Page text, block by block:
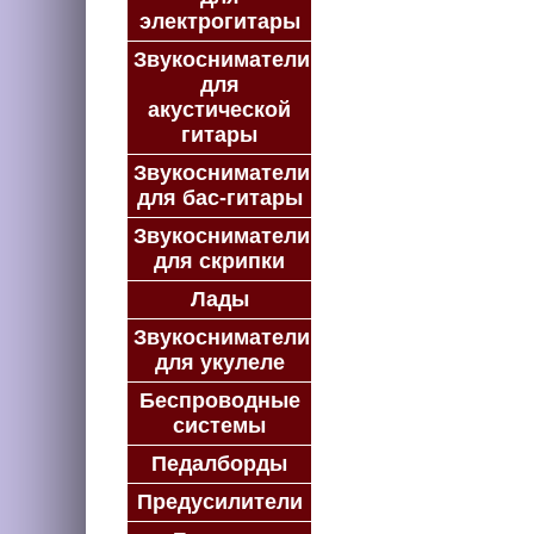
электрогитары
Звукосниматели
для
акустической
гитары
Звукосниматели
для бас-гитары
Звукосниматели
для скрипки
Лады
Звукосниматели
для укулеле
Беспроводные
системы
Педалборды
Предусилители